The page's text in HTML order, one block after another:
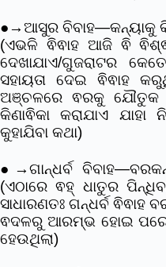
●→ଆସୁର ବିବାହ—କନ୍ୟାକୁ
(ଏଭଳି ଵିଵାହ ଆଜି ଵି
ଦେଖାଯାଏ/ଗୁଜରାଟର
ସହାୟତା ଦେଇ ଵିଵାହ
ଅଞ୍ଚଳରେ ଵରକୁ
କିଣାଵିକା କରାଯାଏ
କୁହାଯିବା କଥା)
●→ଗାନ୍ଧର୍ବ
(ଏଠାରେ ଵହ୍ ଧାତୁର
ସାଧାରଣତଃ ଗନ୍ଧର୍ବ ଵିଵାହ
ଵଦଳରୁ ଆରମ୍ଭ ହୋଇ ପରେ
ହେଉଥିଲା)